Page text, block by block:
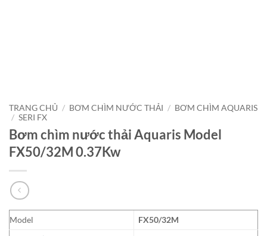
TRANG CHỦ / BƠM CHÌM NƯỚC THẢI / BƠM CHÌM AQUARIS
/ SERI FX
Bơm chìm nước thải Aquaris Model
FX50/32M 0.37Kw
Model
FX50/32M